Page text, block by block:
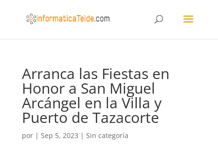
Arranca las Fiestas en
Honor a San Miguel
Arcángel en la Villa y
Puerto de Tazacorte
por | Sep 5, 2023 | Sin categoría